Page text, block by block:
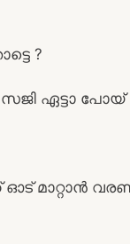
?
സജി ഏട്ടാ
മാറ്റാൻ